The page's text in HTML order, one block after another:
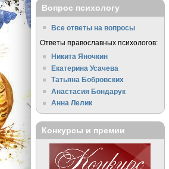
Вопрос психологу
Все ответы на вопросы
Ответы православных психологов:
Никита Яночкин
Екатерина Усачева
Татьяна Бобровских
Анастасия Бондарук
Анна Лелик
Конкурсы и премии